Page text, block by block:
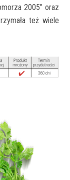
2005” oraz
też wiele